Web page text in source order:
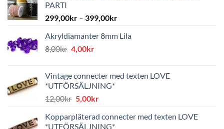
PARTI
299,00kr – 399,00kr
Akryldiamanter 8mm Lila
8,00kr Det
var:
8,00kr.
4,00krDet
är:
4,00kr.
Vintage connecter med texten LOVE
*UTFÖRSÄLJNING*
12,00kr Det
priset
5,00krDet
priset
Kopparpläterad connecter med texten LOVE
*UTFÖRSÄLJNING*